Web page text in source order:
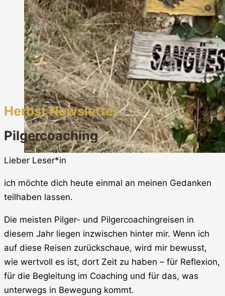
Herbst Newsletter
Pilgercoaching
Lieber Leser*in
ich möchte dich heute einmal an meinen Gedanken
teilhaben lassen.
Die meisten Pilger- und Pilgercoachingreisen in
diesem Jahr liegen inzwischen hinter mir. Wenn ich
auf diese Reisen zurückschaue, wird mir bewusst,
wie wertvoll es ist, dort Zeit zu haben – für Reflexion,
für die Begleitung im Coaching und für das, was
unterwegs in Bewegung kommt.